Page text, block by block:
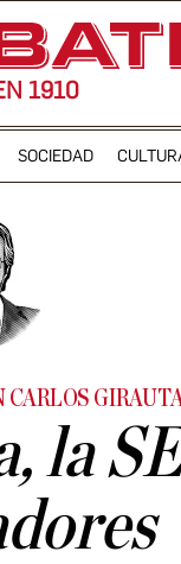
1910
SOCIEDAD
CARLOS
la